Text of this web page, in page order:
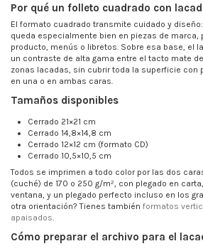
Por qué un folleto cuadrado con
El formato cuadrado transmite cuidado y
queda especialmente bien en piezas de marca,
producto, menús o libretos. Sobre esa base, el
un contraste de alta gama entre el tacto mate
zonas lacadas, sin cubrir toda la superficie con
en una o en ambas caras.
Tamaños disponibles
Cerrado 21×21 cm
Cerrado 14,8×14,8 cm
Cerrado 12×12 cm (formato CD)
Cerrado 10,5×10,5 cm
Todos se imprimen a todo color por las dos
(cuché) de 170 o 250 g/m², con plegado en
ventana, y un plegado perfecto incluso en los
otra orientación? Tienes también formatos
apaisados.
Cómo preparar el archivo para el